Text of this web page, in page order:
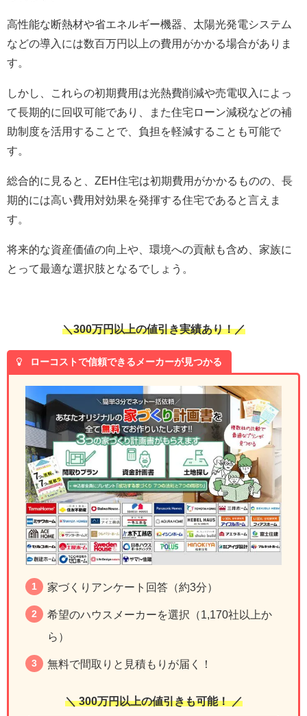
高性能な断熱材や省エネルギー機器、太陽光発電システム
などの導入には数百万円以上の費用がかかる場合がありま
す。
しかし、これらの初期費用は光熱費削減や売電収入によっ
て長期的に回収可能であり、また住宅ローン減税などの補
助制度を活用することで、負担を軽減することも可能で
す。
総合的に見ると、ZEH住宅は初期費用がかかるものの、長
期的には高い費用対効果を発揮する住宅であると言えま
す。
将来的な資産価値の向上や、環境への貢献も含め、家族に
とって最適な選択肢となるでしょう。
＼300万円以上の値引き実績あり！／
ローコストで信頼できるメーカーが見つかる
家づくりアンケート回答（約3分）
希望のハウスメーカーを選択（1,170社以上か
ら）
無料で間取りと見積もりが届く！
＼ 300万円以上の値引きも可能！ ／